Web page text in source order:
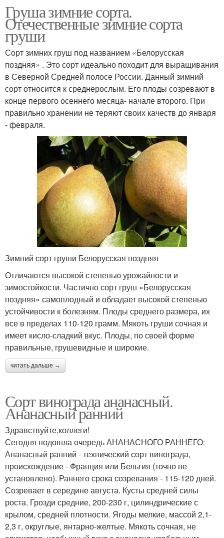
Груша зимние сорта.
Отечественные зимние сорта
груши
Сорт зимних груш под названием «Белорусская
поздняя» . Это сорт идеально походит для выращивания
в Северной Средней полосе России. Данный зимний
сорт относится к среднерослым. Его плоды созревают в
конце первого осеннего месяца- начале второго. При
правильно хранении не теряют своих качеств до января
- февраля.
Зимний сорт груши Белорусская поздняя
Отличаются высокой степенью урожайности и
зимостойкости. Частично сорт груш «Белорусская
поздняя» самоплодный и обладает высокой степенью
устойчивости к болезням. Плоды среднего размера, их
все в пределах 110-120 грамм. Мякоть груши сочная и
имеет кисло-сладкий вкус. Плоды, по своей форме
правильные, грушевидные и широкие.
читать дальше →
Сорт винограда ананасный.
Ананасный ранний
Здравствуйте,коллеги!
Сегодня подошла очередь АНАНАСНОГО РАННЕГО:
Ананасный ранний - технический сорт винограда,
происхождение - Франция или Бельгия (точно не
установлено). Раннего срока созревания - 115-120 дней.
Созревает в середине августа. Кусты средней силы
роста. Грозди средние, 200-230 г, цилиндрические с
крылом, средней плотности. Ягоды мелкие, массой 2,1-
2,3 г, округлые, янтарно-желтые. Мякоть сочная, не